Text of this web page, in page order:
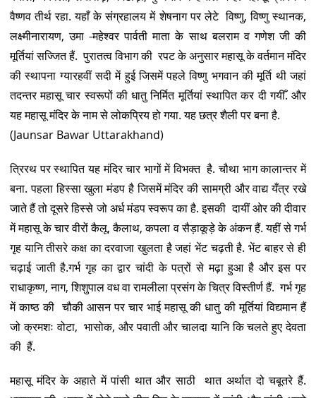
वैष्णव तीर्थ रहा. यहाँ के संग्रहालय में शेषनाग पर लेटे विष्णु, विष्णु स्थानक,
लक्ष्मीनारायण, उमा -महेश्वर पार्वती माता के साथ बलराम व गणेश जी की
मूर्तियां सज्जित हैं. पुरातत्व विभाग की रपट के अनुसार महासू के वर्तमान मंदिर
की स्थापना ग्यारहवीं सदी में हुई जिसमें पहले विष्णु भगवान की मूर्ति थी जहां
तदन्तर महासू चार स्वरूपों की धातु निर्मित मूर्तियां स्थापित कर दी गयीँ. और
यह महासू मंदिर के नाम से लोकप्रिय हो गया. यह छत्र शैली पर बना है.
(Jaunsar Bawar Uttarakhand)
त्रिरथ पर स्थापित यह मंदिर चार भागों में विभक्त है. चौथा भाग कालान्तर में
बना. पहला हिस्सा खुला मंडप है जिसमें मंदिर की सामग्री और वाद्य यँत्र रखे
जाते हैं तो दूसरे हिस्से जो अर्ध मंडप स्वरूप का है. इसकी दायीं ओर की दीवार
में महासू के चार वीरों कैलू, कैलाथ, कपला व सैड़ाकूड़े के अंकन हैं. यहीं से गर्भ
गृह यानि तीसरे कक्ष का दरवाजा खुलता है जहां भेंट चढ़ती है. भेंट बाहर से ही
चढ़ाई जाती है.गर्भ गृह का द्वार चांदी के पत्रों से मढ़ा हुआ है और इस पर
राधाकृष्ण, नाग, शिशुपाल वध वा रामलीला प्रसंग के चित्र विस्तीर्ण हैं. गर्भ गृह
में काष्ठ की चौकी आसन पर चार भाई महासू की धातु की मूर्तियां विद्यमान हैं
जो क्रमशः वोटा, भासोक, और पवाती और चालदा यानि कि चलते हुए देवता
की हैं.
महासू मंदिर के अहाते में पांसी थात और साठी थात अर्थात दो चबूतरे हैं.